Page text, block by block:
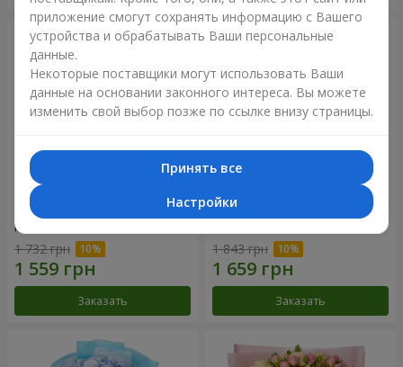
Композиция "Нежное
прикосновение"
1 732 грн
Заказать
Букет "Розовый вкус
1 843 грн
Заказать
приложение смогут сохранять информацию с Вашего
устройства и обрабатывать Ваши персональные
данные.
Некоторые поставщики могут использовать Ваши
данные на основании законного интереса. Вы можете
изменить свой выбор позже по ссылке внизу страницы.
Принять все
Настройки